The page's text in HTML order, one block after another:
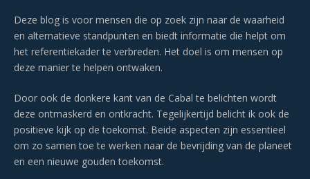
Deze blog is voor mensen die op zoek zijn naar de waarheid
en alternatieve standpunten en biedt informatie die helpt om
het referentiekader te verbreden. Het doel is om mensen op
deze manier te helpen ontwaken.
Door ook de donkere kant van de Cabal te belichten wordt
deze ontmaskerd en ontkracht. Tegelijkertijd belicht ik ook de
positieve kijk op de toekomst. Beide aspecten zijn essentieel
om zo samen toe te werken naar de bevrijding van de planeet
en een nieuwe gouden toekomst.